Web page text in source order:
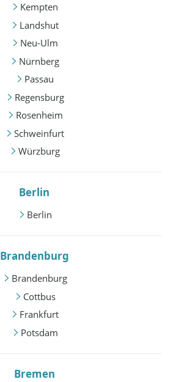
Kempten
Landshut
Neu-Ulm
Nürnberg
Passau
Regensburg
Rosenheim
Schweinfurt
Würzburg
Berlin
Berlin
Brandenburg
Brandenburg
Cottbus
Frankfurt
Potsdam
Bremen